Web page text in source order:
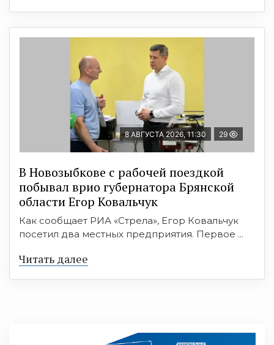
8 АВГУСТА 2026, 11:30 29
В Новозыбкове с рабочей поездкой
побывал врио губернатора Брянской
области Егор Ковальчук
Как сообщает РИА «Стрела», Егор Ковальчук
посетил два местных предприятия. Первое ...
Читать далее